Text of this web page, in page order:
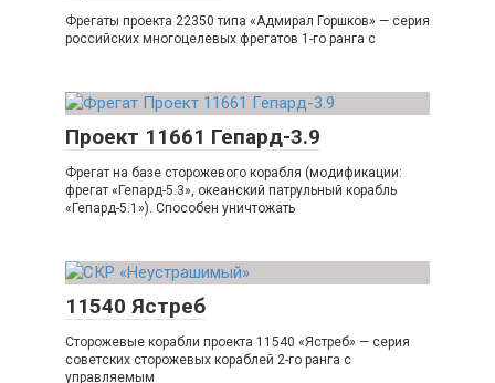
Фрегаты проекта 22350 типа «Адмирал Горшков» — серия
российских многоцелевых фрегатов 1-го ранга с
Проект 11661 Гепард-3.9
Фрегат на базе сторожевого корабля (модификации:
фрегат «Гепард-5.3», океанский патрульный корабль
«Гепард-5.1»). Способен уничтожать
11540 Ястреб
Сторожевые корабли проекта 11540 «Ястреб» — серия
советских сторожевых кораблей 2-го ранга с
управляемым